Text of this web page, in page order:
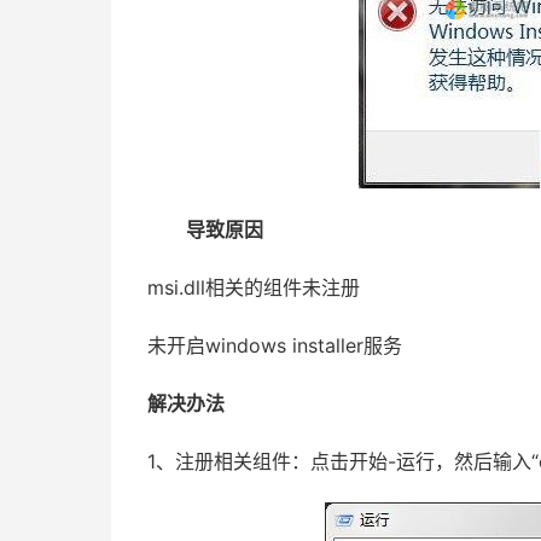
导致原因
msi.dll相关的组件未注册
未开启windows installer服务
解决办法
1、注册相关组件：点击开始-运行，然后输入